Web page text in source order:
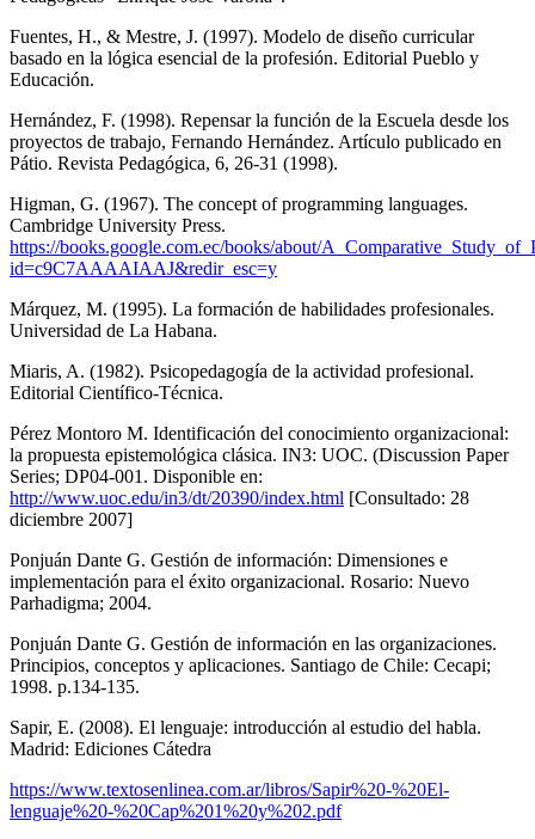
Fuentes, H., & Mestre, J. (1997). Modelo de diseño curricular
basado en la lógica esencial de la profesión. Editorial Pueblo y
Educación.
Hernández, F. (1998). Repensar la función de la Escuela desde los
proyectos de trabajo, Fernando Hernández. Artículo publicado en
Pátio. Revista Pedagógica, 6, 26-31 (1998).
Higman, G. (1967). The concept of programming languages.
Cambridge University Press.
https://books.google.com.ec/books/about/
id=c9C7AAAAIAAJ&redir_esc=y
Márquez, M. (1995). La formación de habilidades profesionales.
Universidad de La Habana.
Miaris, A. (1982). Psicopedagogía de la actividad profesional.
Editorial Científico-Técnica.
Pérez Montoro M. Identificación del conocimiento organizacional:
la propuesta epistemológica clásica. IN3: UOC. (Discussion Paper
Series; DP04-001. Disponible en:
http://www.uoc.edu/in3/dt/20390/index.html [Consultado: 28
diciembre 2007]
Ponjuán Dante G. Gestión de información: Dimensiones e
implementación para el éxito organizacional. Rosario: Nuevo
Parhadigma; 2004.
Ponjuán Dante G. Gestión de información en las organizaciones.
Principios, conceptos y aplicaciones. Santiago de Chile: Cecapi;
1998. p.134-135.
Sapir, E. (2008). El lenguaje: introducción al estudio del habla.
Madrid: Ediciones Cátedra
https://www.textosenlinea.com.ar/libros/Sapir%20-%20El-
lenguaje%20-%20Cap%201%20y%202.pdf